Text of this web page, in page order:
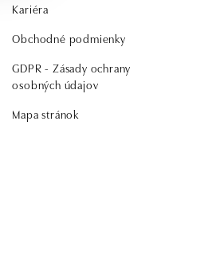
Kariéra
Obchodné podmienky
GDPR - Zásady ochrany
osobných údajov
Mapa stránok